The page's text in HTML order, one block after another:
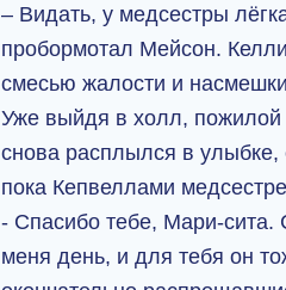
– Видать, у медсестры
пробормотал Мейсон.
смесью жалости и
Уже выйдя в холл,
снова расплылся в
пока Кепвеллами
- Спасибо тебе, Мари-сита.
меня день, и для тебя он